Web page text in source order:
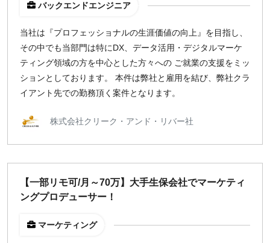
バックエンドエンジニア
当社は『プロフェッショナルの生涯価値の向上』を目指し、
その中でも当部門は特にDX、データ活用・デジタルマーケ
ティング領域の方を中心とした方々への ご就業の支援をミッ
ションとしております。 本件は弊社と雇用を結び、弊社クラ
イアント先での勤務頂く案件となります。
株式会社クリーク・アンド・リバー社
【一部リモ可/月～70万】大手生保会社でマーケティ
ングプロデューサー！
マーケティング